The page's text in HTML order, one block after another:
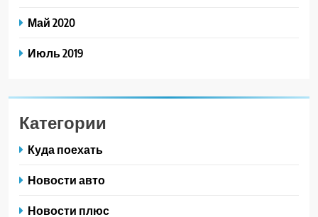
Май 2020
Июль 2019
Категории
Куда поехать
Новости авто
Новости плюс